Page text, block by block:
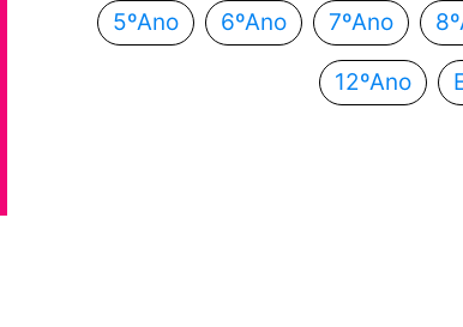
5ºAno 6ºAno 7ºAno
12ºAno